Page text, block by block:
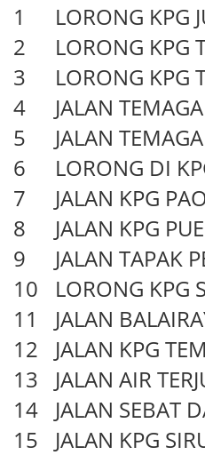
1
LORONG KPG
2
LORONG KPG
3
LORONG KPG
4
JALAN
5
JALAN
6
LORONG DI
7
JALAN KPG
8
JALAN KPG
9
JALAN TAPAK
10
LORONG KPG
11
JALAN
12
JALAN KPG
13
JALAN AIR
14
JALAN SEBAT
15
JALAN KPG